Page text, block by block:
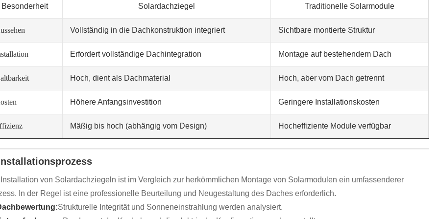
Besonderheit Solardachziegel Traditionelle Solarmodule
Vollständig in die Dachkonstruktion integriert Sichtbare montierte Struktur
Erfordert vollständige Dachintegration Montage auf bestehendem Dach
Hoch, dient als Dachmaterial Hoch, aber vom Dach getrennt
Höhere Anfangsinvestition Geringere Installationskosten
Mäßig bis hoch (abhängig vom Design) Hocheffiziente Module verfügbar
von Solardachziegeln ist im Vergleich zur herkömmlichen Montage von Solarmodulen ein umfassenderer
In der Regel ist eine professionelle Beurteilung und Neugestaltung des Daches erforderlich.
Strukturelle Integrität und Sonneneinstrahlung werden analysiert.